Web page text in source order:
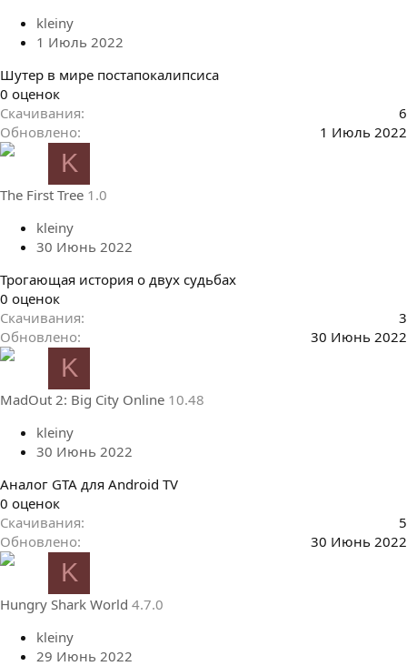
kleiny
1 Июль 2022
Шутер в мире постапокалипсиса
0
.
0
0
в
0 оценок
Скачивания
6
Обновлено
1 Июль 2022
K
The First Tree 1.0
kleiny
30 Июнь 2022
Трогающая история о двух судьбах
0
.
0
0
в
0 оценок
Скачивания
3
Обновлено
30 Июнь 2022
K
MadOut 2: Big City Online 10.48
kleiny
30 Июнь 2022
Аналог GTA для Android TV
0
.
0
0
в
0 оценок
Скачивания
5
Обновлено
30 Июнь 2022
K
Hungry Shark World 4.7.0
kleiny
29 Июнь 2022